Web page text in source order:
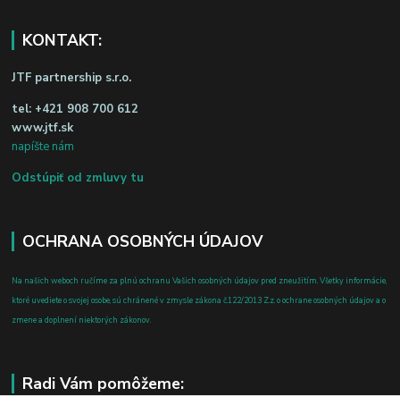
KONTAKT:
JTF partnership s.r.o.
tel: +421 908 700 612
www.jtf.sk
napíšte nám
Odstúpiť od zmluvy tu
OCHRANA OSOBNÝCH ÚDAJOV
Na našich weboch ručíme za plnú ochranu Vašich osobných údajov pred zneužitím. Všetky informácie,
ktoré uvediete o svojej osobe, sú chránené v zmysle zákona č.122/2013 Z.z. o ochrane osobných údajov a o
zmene a doplnení niektorých zákonov.
Radi Vám pomôžeme: